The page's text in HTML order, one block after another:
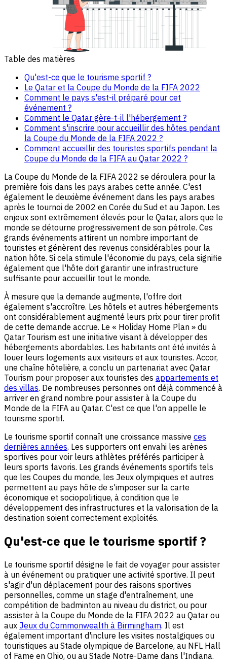
Table des matières
Qu'est-ce que le tourisme sportif ?
Le Qatar et la Coupe du Monde de la FIFA 2022
Comment le pays s'est-il préparé pour cet
événement ?
Comment le Qatar gère-t-il l'hébergement ?
Comment s'inscrire pour accueillir des hôtes pendant
la Coupe du Monde de la FIFA 2022 ?
Comment accueillir des touristes sportifs pendant la
Coupe du Monde de la FIFA au Qatar 2022 ?
La Coupe du Monde de la FIFA 2022 se déroulera pour la
première fois dans les pays arabes cette année. C'est
également le deuxième événement dans les pays arabes
après le tournoi de 2002 en Corée du Sud et au Japon. Les
enjeux sont extrêmement élevés pour le Qatar, alors que le
monde se détourne progressivement de son pétrole. Ces
grands événements attirent un nombre important de
touristes et génèrent des revenus considérables pour la
nation hôte. Si cela stimule l'économie du pays, cela signifie
également que l'hôte doit garantir une infrastructure
suffisante pour accueillir tout le monde.
À mesure que la demande augmente, l'offre doit
également s'accroître. Les hôtels et autres hébergements
ont considérablement augmenté leurs prix pour tirer profit
de cette demande accrue. Le « Holiday Home Plan » du
Qatar Tourism est une initiative visant à développer des
hébergements abordables. Les habitants ont été invités à
louer leurs logements aux visiteurs et aux touristes. Accor,
une chaîne hôtelière, a conclu un partenariat avec Qatar
Tourism pour proposer aux touristes des appartements et
des villas. De nombreuses personnes ont déjà commencé à
arriver en grand nombre pour assister à la Coupe du
Monde de la FIFA au Qatar. C'est ce que l'on appelle le
tourisme sportif.
Le tourisme sportif connaît une croissance massive ces
dernières années. Les supporters ont envahi les arènes
sportives pour voir leurs athlètes préférés participer à
leurs sports favoris. Les grands événements sportifs tels
que les Coupes du monde, les Jeux olympiques et autres
permettent au pays hôte de s'imposer sur la carte
économique et sociopolitique, à condition que le
développement des infrastructures et la valorisation de la
destination soient correctement exploités.
Qu'est-ce que le tourisme sportif ?
Le tourisme sportif désigne le fait de voyager pour assister
à un événement ou pratiquer une activité sportive. Il peut
s'agir d'un déplacement pour des raisons sportives
personnelles, comme un stage d'entraînement, une
compétition de badminton au niveau du district, ou pour
assister à la Coupe du Monde de la FIFA 2022 au Qatar ou
aux Jeux du Commonwealth à Birmingham. Il est
également important d'inclure les visites nostalgiques ou
touristiques au Stade olympique de Barcelone, au NFL Hall
of Fame en Ohio, ou au Stade Notre-Dame dans l'Indiana.